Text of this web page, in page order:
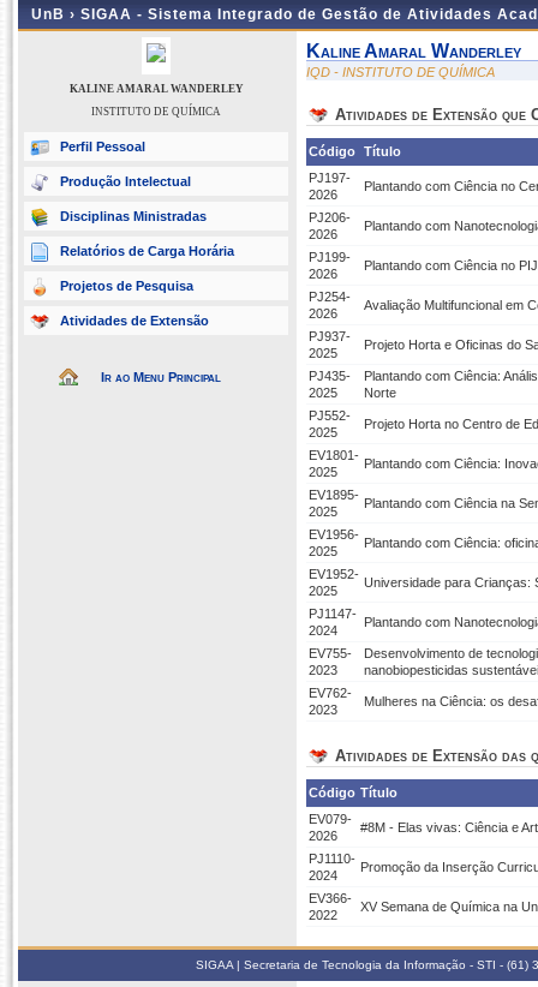
UnB › SIGAA - Sistema Integrado de Gestão de Atividades
KALINE AMARAL WANDERLEY
INSTITUTO DE QUÍMICA
Perfil Pessoal
Produção Intelectual
Disciplinas Ministradas
Relatórios de Carga Horária
Projetos de Pesquisa
Atividades de Extensão
Ir ao Menu Principal
Kaline Amaral Wanderley
IQD - INSTITUTO DE QUÍMICA
Atividades de Extensão que
Código Título
PJ197-
2026
Plantando com Ciência no
PJ206-
2026
Plantando com
PJ199-
2026
Plantando com Ciência no
PJ254-
2026
Avaliação Multifuncional em
PJ937-
2025
Projeto Horta e Oficinas do
PJ435-
2025
Plantando com Ciência:
Norte
PJ552-
2025
Projeto Horta no Centro de
EV1801-
2025
Plantando com Ciência:
EV1895-
2025
Plantando com Ciência na
EV1956-
2025
Plantando com Ciência:
EV1952-
2025
Universidade para Crianças:
PJ1147-
2024
Plantando com
EV755-
2023
Desenvolvimento de
nanobiopesticidas
EV762-
2023
Mulheres na Ciência: os
Atividades de Extensão das
Código Título
EV079-
2026
#8M - Elas vivas: Ciência e
PJ1110-
2024
Promoção da Inserção
EV366-
2022
XV Semana de Química na
SIGAA | Secretaria de Tecnologia da Informação - STI -